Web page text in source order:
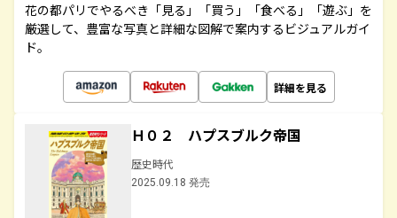
花の都パリでやるべき「見る」「買う」「食べる」「遊ぶ」を
厳選して、豊富な写真と詳細な図解で案内するビジュアルガイ
ド。
詳細を見る
Ｈ０２ ハプスブルク帝国
歴史時代
2025.09.18 発売